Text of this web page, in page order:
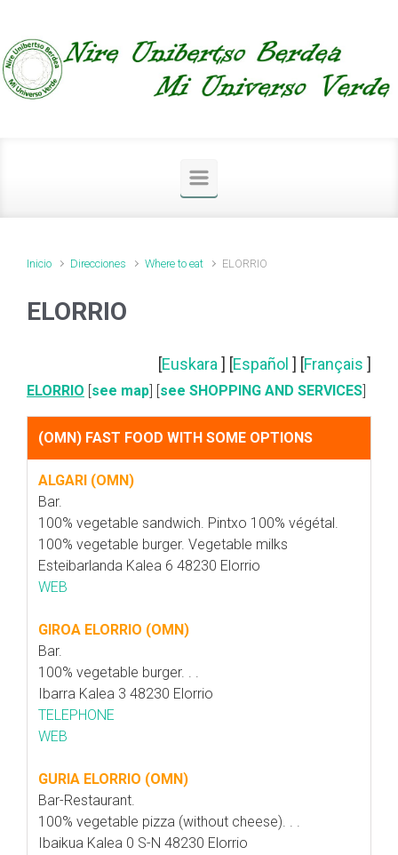
Inicio Direcciones Where to eat ELORRIO
ELORRIO
[Euskara ] [Español ] [Français ]
ELORRIO [see map] [see SHOPPING AND SERVICES]
(OMN) FAST FOOD WITH SOME OPTIONS
ALGARI (OMN)
Bar.
100% vegetable sandwich. Pintxo 100% végétal.
100% vegetable burger. Vegetable milks
Esteibarlanda Kalea 6 48230 Elorrio
WEB
GIROA ELORRIO (OMN)
Bar.
100% vegetable burger. . .
Ibarra Kalea 3 48230 Elorrio
TELEPHONE
WEB
GURIA ELORRIO (OMN)
Bar-Restaurant.
100% vegetable pizza (without cheese). . .
Ibaikua Kalea 0 S-N 48230 Elorrio